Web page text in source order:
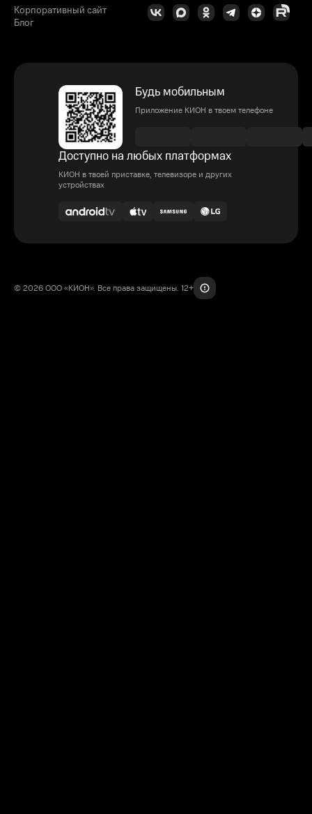
Корпоративный сайт
Блог
Будь мобильным
Приложение КИОН в твоем телефоне
Доступно на любых платформах
КИОН в твоей приставке, телевизоре и других
устройствах
© 2026 ООО «КИОН». Все права защищены. 12+